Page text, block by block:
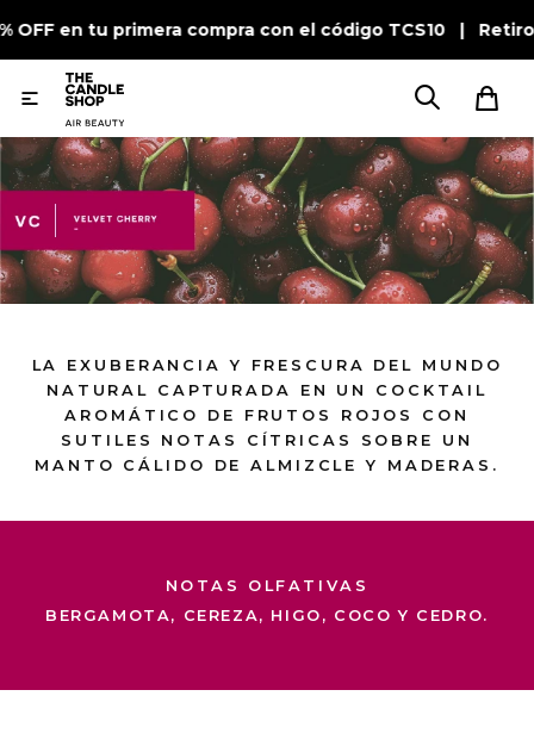
en tu primera compra con el código TCS10 |

LA EXUBERANCIA Y FRESCURA DEL MUNDO
NATURAL CAPTURADA EN UN COCKTAIL
AROMÁTICO DE FRUTOS ROJOS CON
SUTILES NOTAS CÍTRICAS SOBRE UN
MANTO CÁLIDO DE ALMIZCLE Y MADERAS.
NOTAS OLFATIVAS
BERGAMOTA, CEREZA, HIGO, COCO Y CEDRO.